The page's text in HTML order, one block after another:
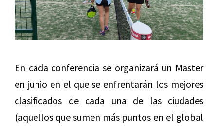
En cada conferencia se organizará un Master
en junio en el que se enfrentarán los mejores
clasificados de cada una de las ciudades
(aquellos que sumen más puntos en el global